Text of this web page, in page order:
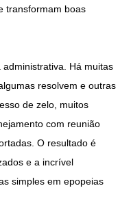
transformam boas
Há muitas
resolvem e outras
de zelo, muitos
com reunião
O resultado é
e a incrível
simples em epopeias